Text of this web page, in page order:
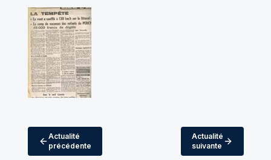
Actualité
précédente
Actualité
suivante